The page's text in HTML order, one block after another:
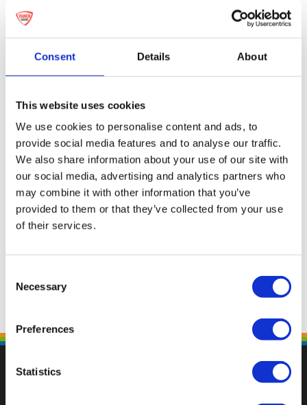
Consent Details About
This website uses cookies
We use cookies to personalise content and ads, to
provide social media features and to analyse our traffic.
We also share information about your use of our site with
our social media, advertising and analytics partners who
may combine it with other information that you’ve
provided to them or that they’ve collected from your use
of their services.
Selection
Necessary
Preferences
Statistics
in deze browser voor de volgende keer dat ik
reageer.